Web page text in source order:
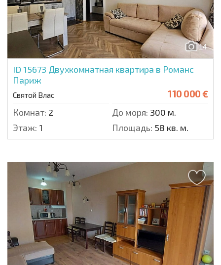
14
ID 15673 Двухкомнатная квартира в Романс
Париж
Святой Влас 110 000 €
Комнат: 2 До моря: 300 м.
Этаж: 1 Площадь: 58 кв. м.